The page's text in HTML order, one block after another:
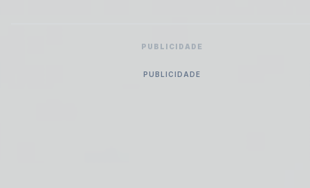
PUBLICIDADE
PUBLICIDADE